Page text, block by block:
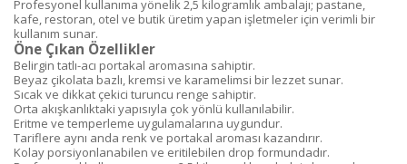
Profesyonel kullanıma yönelik 2,5 kilogramlık ambalajı; pastane,
kafe, restoran, otel ve butik üretim yapan işletmeler için verimli bir
kullanım sunar.
Öne Çıkan Özellikler
Belirgin tatlı-acı portakal aromasına sahiptir.
Beyaz çikolata bazlı, kremsi ve karamelimsi bir lezzet sunar.
Sıcak ve dikkat çekici turuncu renge sahiptir.
Orta akışkanlıktaki yapısıyla çok yönlü kullanılabilir.
Eritme ve temperleme uygulamalarına uygundur.
Tariflere aynı anda renk ve portakal aroması kazandırır.
Kolay porsiyonlanabilen ve eritilebilen drop formundadır.